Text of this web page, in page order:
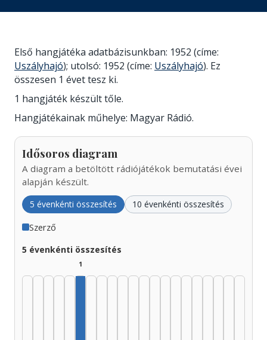
Első hangjátéka adatbázisunkban: 1952 (címe:
Uszályhajó); utolsó: 1952 (címe: Uszályhajó). Ez
összesen 1 évet tesz ki.
1 hangjáték készült tőle.
Hangjátékainak műhelye: Magyar Rádió.
Idősoros diagram
A diagram a betöltött rádiójátékok bemutatási évei
alapján készült.
5 évenkénti összesítés 10 évenkénti összesítés
Szerző
5 évenkénti összesítés
1